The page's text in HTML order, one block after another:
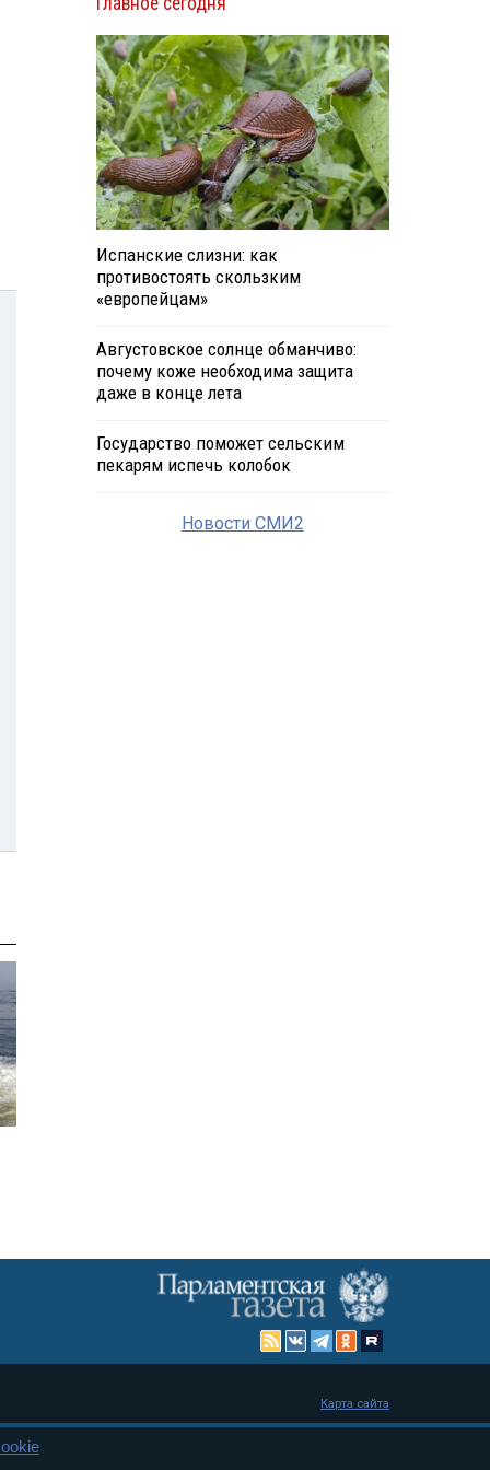
Испанские слизни: как
противостоять скользким
«европейцам»
Августовское солнце обманчиво:
почему коже необходима защита
даже в конце лета
Государство поможет сельским
пекарям испечь колобок
Новости СМИ2
Карта сайта